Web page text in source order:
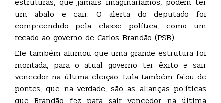
um abalo e cair. O alerta do deputado foi
compreendido pela classe política, como um
recado ao governo de Carlos Brandão (PSB).
Ele também afirmou que uma grande estrutura foi
montada, para o atual governo ter êxito e sair
vencedor na última eleição. Lula também falou de
pontes, que na verdade, são as alianças políticas
que Brandão fez para sair vencedor na última